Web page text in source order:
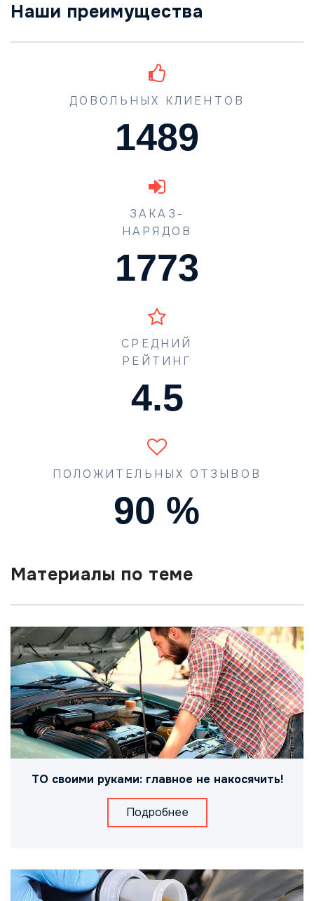
Наши преимущества
ДОВОЛЬНЫХ КЛИЕНТОВ
1489
ЗАКАЗ-
НАРЯДОВ
1773
СРЕДНИЙ
РЕЙТИНГ
4.5
ПОЛОЖИТЕЛЬНЫХ ОТЗЫВОВ
90 %
Материалы по теме
ТО своими руками: главное не накосячить!
Подробнее